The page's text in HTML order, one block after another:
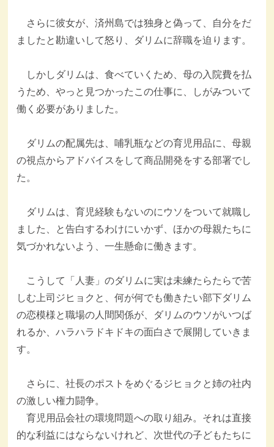
さらに彼女が、済州島では独身と偽って、自分をだ
ましたと勘違いして怒り、ダリムに辞職を迫ります。
しかしダリムは、食べていくため、母の入院費を払
うため、やっと見つかったこの仕事に、しがみついて
働く必要がありました。
ダリムの配属先は、哺乳瓶などの育児用品に、母親
の視点からアドバイスをして商品開発をする部署でし
た。
ダリムは、育児経験もないのにウソをついて就職し
ました、と告白するわけにいかず、ほかの母親たちに
気づかれないよう、一生懸命に働きます。
こうして「人妻」のダリムに実は未練たらたらで苦
しむ上司ジヒョクと、何が何でも働きたい部下ダリム
の恋模様と職場の人間関係が、ダリムのウソがいつば
れるか、ハラハラドキドキの面白さで展開していきま
す。
さらに、社長のポストをめぐるジヒョクと姉の社内
の激しい権力闘争。
育児用品会社の環境問題への取り組み。それは直接
的な利益にはならないけれど、次世代の子どもたちに